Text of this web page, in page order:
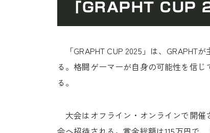
「GRAPHT CUP
「GRAPHT CUP 2025」は、GRAPHT
る。格闘ゲーマーが自身の可能性を信
る。
大会はオフライン・オンラインで開催